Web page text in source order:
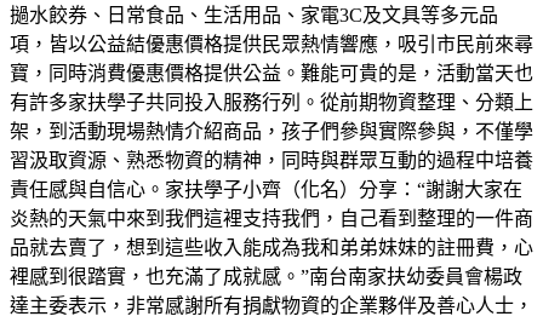
撾水餃券、日常食品、生活用品、家電3C及文具等多元品
項，皆以公益結優惠價格提供民眾熱情響應，吸引市民前來尋
寶，同時消費優惠價格提供公益。難能可貴的是，活動當天也
有許多家扶學子共同投入服務行列。從前期物資整理、分類上
架，到活動現場熱情介紹商品，孩子們參與實際參與，不僅學
習汲取資源、熟悉物資的精神，同時與群眾互動的過程中培養
責任感與自信心。家扶學子小齊（化名）分享：“謝謝大家在
炎熱的天氣中來到我們這裡支持我們，自己看到整理的一件商
品就去賣了，想到這些收入能成為我和弟弟妹妹的註冊費，心
裡感到很踏實，也充滿了成就感。”南台南家扶幼委員會楊政
達主委表示，非常感謝所有捐獻物資的企業夥伴及善心人士，